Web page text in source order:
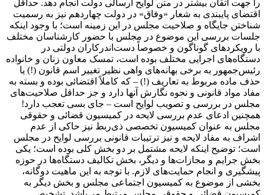
را جهت اتقان بیشتر در متن لوایح ارسالی دولت انجام دهد. حداقل
اقتضای پایبندی به شعار «وفاق» در دولت چهاردهم نیز به رسمیت
شناختن جایگاه و صلاحیت مجلس در این زمینه است؛ با وجود اینکه
جلسات بررسی این موضوع در مجلس با حضور کارشناسان مختلف
با رویکردهای گوناگون و خصوصاً دست‌اندرکاران دولتی در
دستگاه‌های اجرایی مختلف بوده است، تمسک معاون زنان و خانواده
رئیس‌جمهور به برخی بهانه‌های واهی نظیر تغییر اسم قانون (!) یا
حذف ماده مربوط به تعاریف (!) – که کاملاً اقتضائی بوده و بسته به
مفاد مواد قانونی و نحوه نگارش آنها دارد و جز حداقل صلاحیت‌های
مجلس در بررسی و تصویب لوایح است – جای بسی تعجب دارد!
همچنین ادعای عدم بررسی لایحه در کمیسیون قضائی و حقوقی
مجلس به عنوان کمیسیون تخصصی ذی‌ربط نیز حاکی از عدم
اشراف به مفاد لایحه و نیز ترتیبات قانونی بررسی لوایح در مجلس
است؛ توضیح اینکه لایحه مشتمل بر دو بخش کلی بوده است؛ یکی
بخش جرایم و مجازات‌ها و دیگر، بخش تکالیف دستگاه‌ها در حوزه
پیشگیری و انجام حمایت‌های لازم. با توجه به این ماهیت دوگانه،
بخشی از موضوع به کمیسیون اجتماعی مجلس و بخش دیگر به